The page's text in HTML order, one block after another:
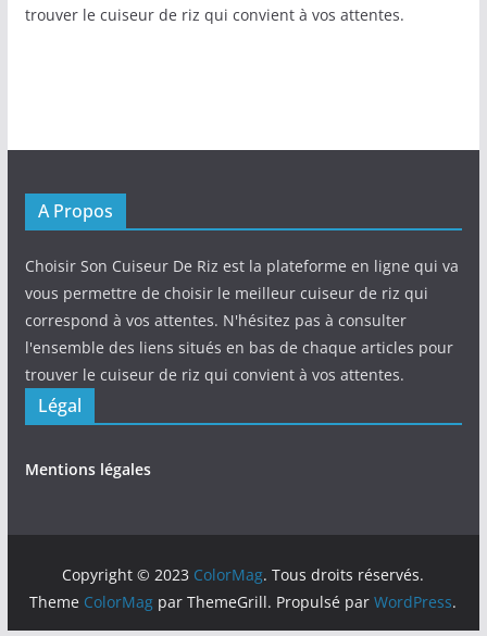
trouver le cuiseur de riz qui convient à vos attentes.
A Propos
Choisir Son Cuiseur De Riz est la plateforme en ligne qui va
vous permettre de choisir le meilleur cuiseur de riz qui
correspond à vos attentes. N'hésitez pas à consulter
l'ensemble des liens situés en bas de chaque articles pour
trouver le cuiseur de riz qui convient à vos attentes.
Légal
Mentions légales
Copyright © 2023 ColorMag. Tous droits réservés.
Theme ColorMag par ThemeGrill. Propulsé parWordPress.